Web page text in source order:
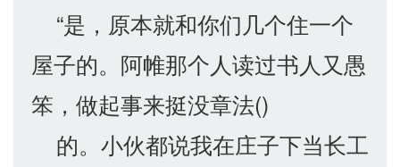
“是，原本就和你们几个住一个
屋子的。阿帷那个人读过书人又愚
笨，做起事来挺没章法()
的。小伙都说我在庄子下当长工